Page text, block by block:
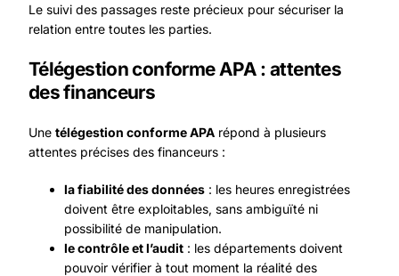
Le suivi des passages reste précieux pour sécuriser la
relation entre toutes les parties.
Télégestion conforme APA : attentes
des financeurs
Une télégestion conforme APArépond à plusieurs
attentes précises des financeurs :
la fiabilité des données: les heures enregistrées
doivent être exploitables, sans ambiguïté ni
possibilité de manipulation.
le contrôle et l’audit: les départements doivent
pouvoir vérifier à tout moment la réalité des